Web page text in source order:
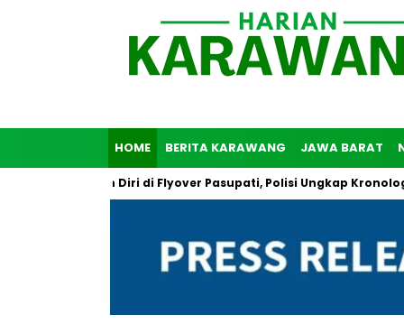
HOME BERITA KARAWANG JAWA BARAT
Bunuh Diri di Flyover Pasupati, Polisi Ungkap Kronologi